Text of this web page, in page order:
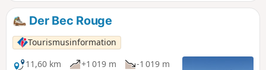
Der Bec Rouge
Tourismusinformation
11,60 km
+1 019 m
-1 019 m